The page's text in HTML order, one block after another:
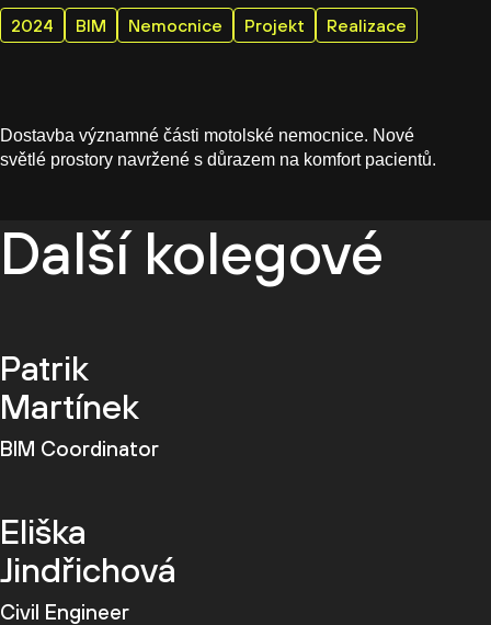
2024 BIM Nemocnice Projekt Realizace
Dostavba významné části motolské nemocnice. Nové
světlé prostory navržené s důrazem na komfort pacientů.
Další kolegové
Patrik
Martínek
BIM Coordinator
Eliška
Jindřichová
Civil Engineer